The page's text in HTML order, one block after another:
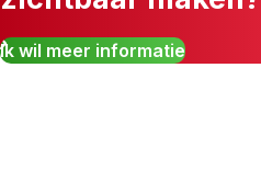
Ik wil meer informatie